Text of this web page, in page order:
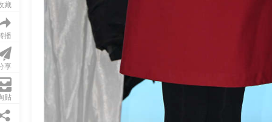
藏
播
享
贴